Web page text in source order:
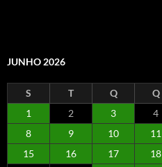
JUNHO 2026
S T Q Q
1
2 3 4
8
9 10 11
15
16 17 18